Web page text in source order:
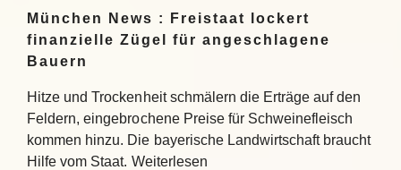
München News : Freistaat lockert
finanzielle Zügel für angeschlagene
Bauern
Hitze und Trockenheit schmälern die Erträge auf den
Feldern, eingebrochene Preise für Schweinefleisch
kommen hinzu. Die bayerische Landwirtschaft braucht
Hilfe vom Staat. Weiterlesen